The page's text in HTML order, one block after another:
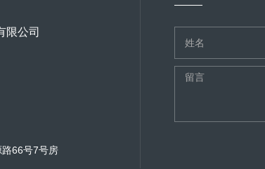
限公司
66号7号房